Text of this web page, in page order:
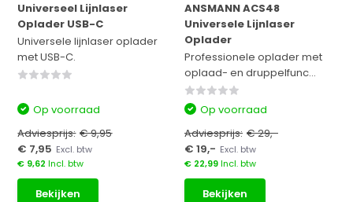
Universeel Lijnlaser
Oplader USB-C
Universele lijnlaser oplader
met USB-C.
Op voorraad
Adviesprijs: € 9,95
€ 7,95 Excl. btw
€ 9,62 Incl. btw
Bekijken
ANSMANN ACS48
Universele Lijnlaser
Oplader
Professionele oplader met
oplaad- en druppelfunc...
Op voorraad
Adviesprijs: € 29,-
€ 19,- Excl. btw
€ 22,99Incl. btw
Bekijken